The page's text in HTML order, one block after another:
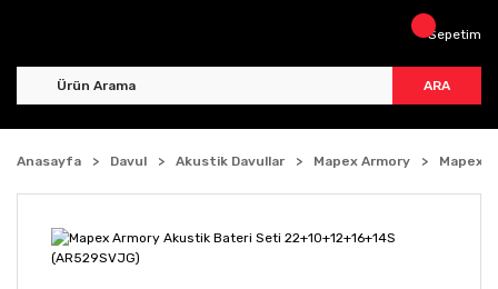
ARA
Sepetim
Anasayfa Davul Akustik Davullar Mapex Armory Mapex